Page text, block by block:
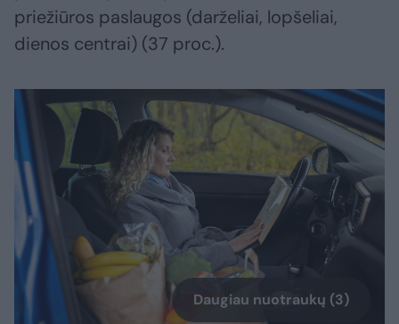
priežiūros paslaugos (darželiai, lopšeliai,
dienos centrai) (37 proc.).
Daugiau nuotraukų (3)